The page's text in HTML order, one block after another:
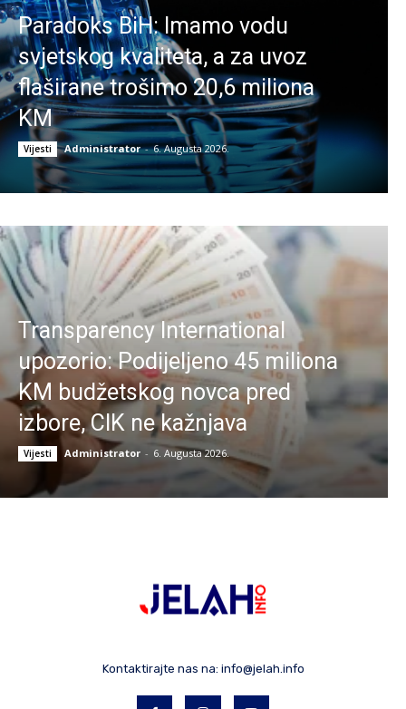
Paradoks BiH: Imamo vodu
svjetskog kvaliteta, a za uvoz
flaširane trošimo 20,6 miliona
KM
Vijesti Administrator - 6. Augusta 2026.
Transparency International
upozorio: Podijeljeno 45 miliona
KM budžetskog novca pred
izbore, CIK ne kažnjava
Vijesti Administrator - 6. Augusta 2026.
Kontaktirajte nas na: info@jelah.info